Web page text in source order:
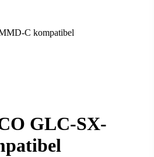
C kompatibel
GLC-SX-